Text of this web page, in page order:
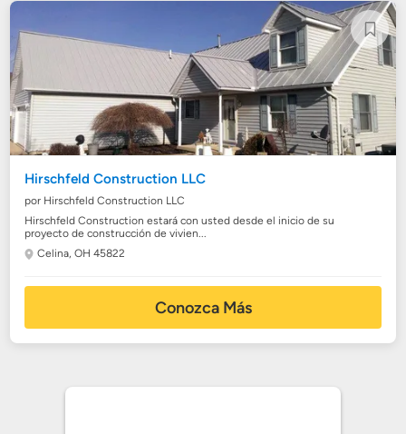
Hirschfeld Construction LLC
por Hirschfeld Construction LLC
Hirschfeld Construction estará con usted desde el inicio de su
proyecto de construcción de vivien...
Celina, OH 45822
Conozca Más